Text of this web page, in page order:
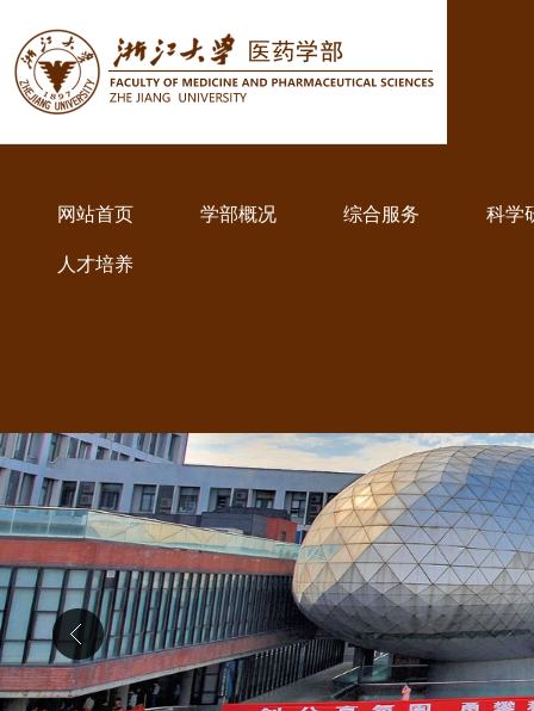
网站首页 学部概况 综合服务 科学
人才培养